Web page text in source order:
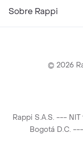
Sobre Rappi
© 2026
Rappi S.A.S. ---
Bogotá D.C.